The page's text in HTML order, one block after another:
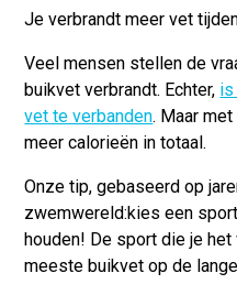
Je verbrandt meer vet
Veel mensen stellen de
buikvet verbrandt. Echter, is
vet te verbanden. Maar
meer calorieën in totaal.
Onze tip, gebaseerd op
zwemwereld:kies een
houden! De sport die je
meeste buikvet op de